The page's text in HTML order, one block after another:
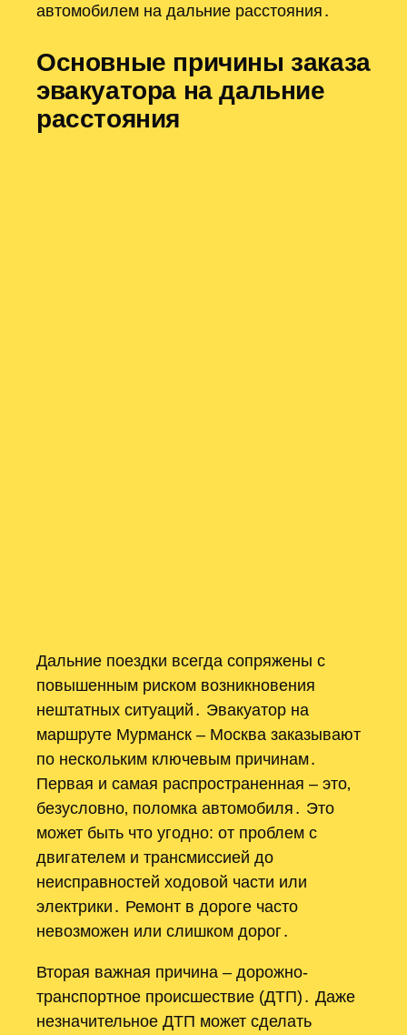
автомобилем на дальние расстояния․
Основные причины заказа
эвакуатора на дальние
расстояния
Дальние поездки всегда сопряжены с
повышенным риском возникновения
нештатных ситуаций․ Эвакуатор на
маршруте Мурманск – Москва заказывают
по нескольким ключевым причинам․
Первая и самая распространенная – это‚
безусловно‚ поломка автомобиля․ Это
может быть что угодно: от проблем с
двигателем и трансмиссией до
неисправностей ходовой части или
электрики․ Ремонт в дороге часто
невозможен или слишком дорог․
Вторая важная причина – дорожно-
транспортное происшествие (ДТП)․ Даже
незначительное ДТП может сделать